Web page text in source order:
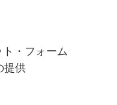
・フォーム
提供